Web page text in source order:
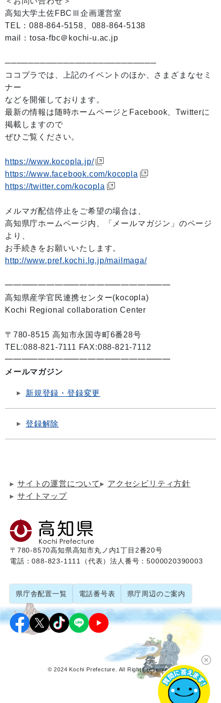
高知大学土佐FBCⅢ企画運営室
TEL：088-864-5158、088-864-5138
mail：tosa-fbc＠kochi-u.ac.jp
──────────────────────────
ココプラでは、上記のイベントのほか、さまざまなセミ
ナー
などを開催しております。
最新の情報は随時ホームページとFacebook、Twitterに
掲載しますので
ぜひご覧ください。
https://www.kocopla.jp/
https://www.facebook.com/kocopla
https://twitter.com/kocopla
メルマガ配信停止をご希望の場合は、
高知県庁ホームページ内、「メールマガジン」のページ
より、
お手続きをお願いいたします。
http://www.pref.kochi.lg.jp/mailmaga/
━━━━━━━━━━━━━━━━━━━━
高知県産学官民連携センター(kocopla)
Kochi Regional collaboration Center
〒780-8515 高知市永国寺町6番28号
TEL:088-821-7111 FAX:088-821-7112
━━━━━━━━━━━━━━━━━━━━
メールマガジン
新規登録・登録変更
登録解除
サイトの運営について
アクセシビリティ方針
サイトマップ
〒780-8570高知県高知市丸ノ内1丁目2番20号
電話：088-823-1111（代表）法人番号：5000020390003
県庁舎配置一覧 電話番号表 県庁周辺のご案内
© 2024 Kochi Prefecture. All Rights reserved.